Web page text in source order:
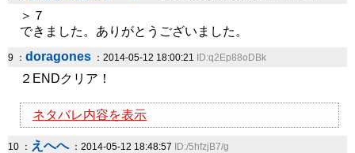
＞７
できました。ありがとうございました。
9 ： doragones ：2014-05-12 18:00:21 ID:q2Ep88oDBk
２ENDクリア！
ネタバレ内容を表示
10 ： えへへ：2014-05-12 18:48:57 ID:/5hfzjB7/g